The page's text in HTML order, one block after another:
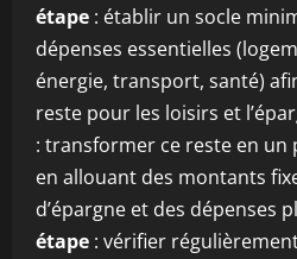
étape : établir un socle
dépenses essentielles
énergie, transport, santé)
reste pour les loisirs et
: transformer ce reste en un
en allouant des montants
d’épargne et des dépenses
étape : vérifier